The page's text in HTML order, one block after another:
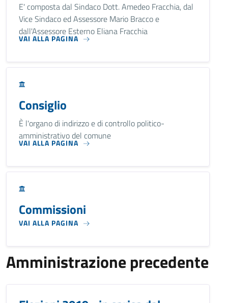
E' composta dal Sindaco Dott. Amedeo Fracchia, dal
Vice Sindaco ed Assessore Mario Bracco e
dall'Assessore Esterno Eliana Fracchia
VAI ALLA PAGINA
Consiglio
È l'organo di indirizzo e di controllo politico-
amministrativo del comune
VAI ALLA PAGINA
Commissioni
VAI ALLA PAGINA
Amministrazione precedente